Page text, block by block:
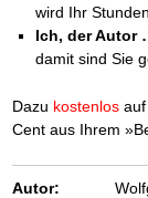
wird Ihr
Ich, der Autor
damit sind Sie
Dazu kostenlosauf
Cent aus Ihrem
Autor: